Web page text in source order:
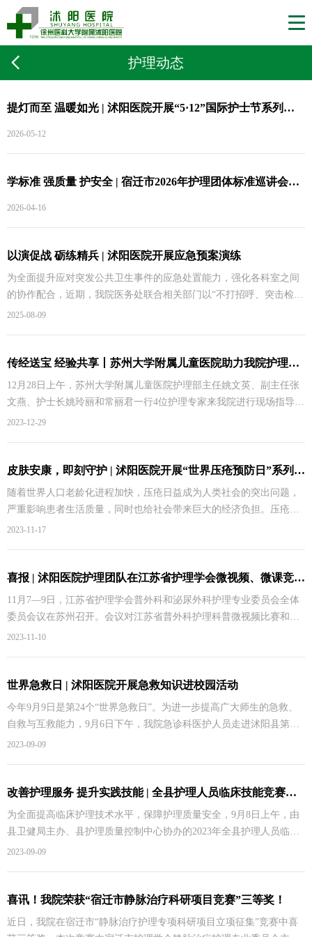
护理动态
提灯而至 温暖如光 | 沭阳医院开展“5·12”国际护士节系列活动
2026-05-12
学标准 强质量 护安全 | 宿迁市2026年护理团体标准巡讲会（沭阳站）在沭阳医院举行
2026-04-16
以演促战 砺练精兵 | 沭阳医院开展应急预案演练
为全面提升应对突发公共卫生事件的应急处置能力，强化各科室之间
的协作配合，近期，我院医务处联合相关部门以“不打招呼、突击检
验”的实战化模式，组织开展了集体车祸伤和集体食物中毒应急演练。
应，抢救车祸伤员7月30日16时，“120” 急救指挥中心传来紧急指令：
205 国道与 366乡道交叉口发生一起重大交通事故，成批车祸伤患者将
在10分钟左右到达急诊科。医院立即启动应急预案，应急领导小组火
2025-08-09
传经送宝 经验共享丨苏州大学附属儿童医院助力我院护理专科内涵建设
12月28日上午，苏州大学附属儿童医院护理部主任姚文英、副主任张
文燕、护士长姚玲丽和常丽君一行4位护理专家来我院进行现场指导及
授课。我院护理部主任张华华、质量管理部主任胡小艳等相关人员陪
任深入呼吸与危重症医学科，依据等级医院评审标准对护理专科内涵
建设、人力资源管理、护理教学及培训、不良事件管理等相关工作进
行专项指导；常丽君护士长深入重症医学科和普外科进行现场教学查
2023-12-29
皮肤安康，即刻守护 | 沭阳医院开展“世界压疮预防日”系列活动
随着世界人口老龄化进程加快，压疮日益成为人类社会的突出问题，
严重影响患者生活质量，同时也给社会带来巨大的经济负担。压疮其
实就是老百姓平时所说的褥疮，瘫痪、长期卧床、大小便失禁，感知
为进一步提高医护人员对压疮的认识和预防意识，我院护理部积极响
应江苏省伤口造口失禁专业委员会的号召，组织开展线上、线下培训
及皮肤调研等系列活动。系列活动一：11月13日，我院伤口造口小组
2023-11-17
喜报 | 沭阳医院护理团队在江苏省护理学会微视频、微课竞赛中喜获佳绩
11月7—9日，江苏省护理学会普外科和泌尿外科护理专业委员会全体
委员会议在苏州召开。会议对江苏省普外科护理科普微视频比赛和泌
尿外科护理微课竞赛优秀作品进行表彰，我院护理部选送的微视频和
普能力，展现护理人员风采，江苏省护理学会普外科、泌尿外科护理
专业委员会分别于2023年5月、7月开展了科普微视频和微课作品征集
活动。我院普外科护士长蒋明丽，护士陈敏、章处处等完成的微视频
2023-11-10
世界急救日 | 沭阳医院开展急救知识进校园活动
今年9月9日是第24个“世界急救日”。为进一步提高广大师生的急救、
自救与互救能力，9月6日下午，我院急诊科医护人员走进沭阳县第一
实验小学，开展“科普促健康 携手向未来”主题活动。此次活动内容包
急救援知识和技巧。“正确的心脏按压部位是双乳头连线中点处，按压
力度为胸廓下陷5-6厘米，进行人工呼吸的时候一定要先开放气
道……”随后，医护人员就心肺复苏术和海姆立克急救法进行了现场实
2023-09-09
改善护理服务 提升实践技能 | 全县护理人员临床技能竞赛在沭阳医院举行
为全面提高临床护理技术水平，保障护理质量安全，9月8日上午，由
县卫健局主办、县护理质量控制中心协办的2023年全县护理人员临床
技能竞赛在我院隆重举行。来自全县十余家医疗机构的40余名选手参
分析和处理能力、实践操作能力、沟通能力和人文关怀等综合护理能
力。县护理质量控制中心主任、我院护理部主任张华华在赛前讲话。
她强调，通过县级引领性大赛，以赛促学、以赛促护，带动各医疗机
2023-09-09
喜讯！我院荣获“宿迁市静脉治疗科研项目竞赛”三等奖！
近日，我院在宿迁市“静脉治疗护理专项科研项目立项征集”竞赛中喜